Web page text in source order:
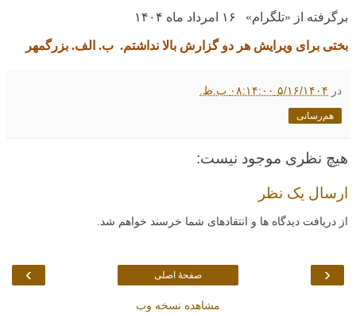
برگرفته از «تلگرام» ۱۶ امرداد ماه ۱۴۰۴
بختی برای ویرایش هر دو گزارش بالا نداشتم. ب. الف. بزرگمهر
در ۵/۱۶/۱۴۰۴ ۰۸:۱۴:۰۰ ب.ظ.
هم‌رسانی
هیچ نظری موجود نیست:
ارسال یک نظر
از دریافت دیدگاه ها و انتقادهای شما خرسند خواهم شد.
‹
› صفحهٔ اصلی
مشاهده نسخه وب